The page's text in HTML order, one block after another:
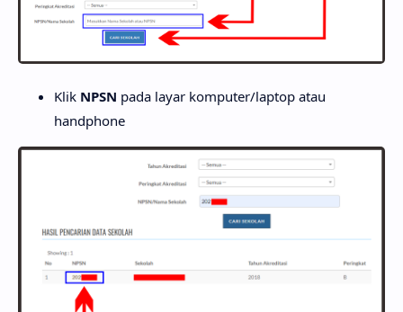
Klik NPSN pada layar komputer/laptop atau
handphone